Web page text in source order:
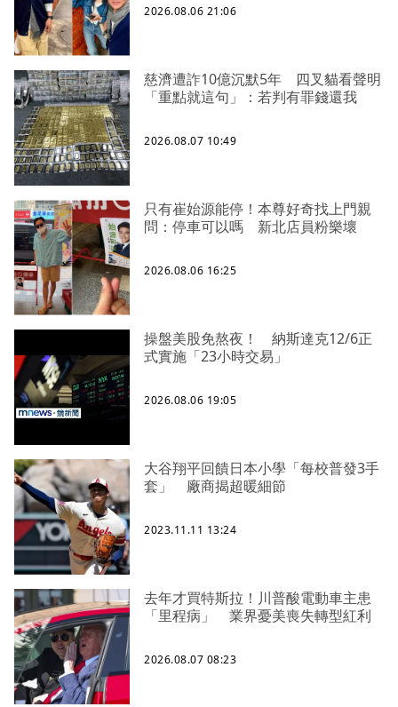
2026.08.06 21:06
慈濟遭詐10億沉默5年 四叉貓看聲明
「重點就這句」：若判有罪錢還我
2026.08.07 10:49
只有崔始源能停！本尊好奇找上門親
問：停車可以嗎 新北店員粉樂壞
2026.08.06 16:25
操盤美股免熬夜！ 納斯達克12/6正
式實施「23小時交易」
2026.08.06 19:05
大谷翔平回饋日本小學「每校普發3手
套」 廠商揭超暖細節
2023.11.11 13:24
去年才買特斯拉！川普酸電動車主患
「里程病」 業界憂美喪失轉型紅利
2026.08.07 08:23